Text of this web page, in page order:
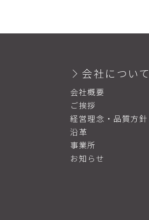
会社について
会社概要
ご挨拶
経営理念・品質方針
沿革
事業所
お知らせ